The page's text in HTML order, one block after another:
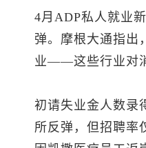
4月ADP私人就业
弹。摩根大通指出
业——这些行业对
初请失业金人数录
所反弹，但招聘率